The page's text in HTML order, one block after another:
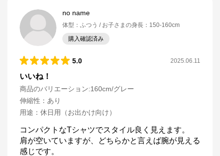
no name
体型 ： ふつう お子さまの身長 ： 150-160cm
購入確認済み
5.0 2025.06.11
いいね！
商品のバリエーション:160cm/グレー
伸縮性 ： あり
用途 ： 休日用（お出かけ向け）
コンパクトなTシャツでスタイル良く見えます。
肩が空いていますが、どちらかと言えば腕が見える
感じです。